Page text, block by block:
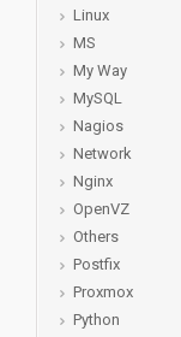
Linux
MS
My Way
MySQL
Nagios
Network
Nginx
OpenVZ
Others
Postfix
Proxmox
Python